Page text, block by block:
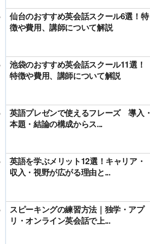
仙台のおすすめ英会話スクール6選！特
徴や費用、講師について解説
池袋のおすすめ英会話スクール11選！
特徴や費用、講師について解説
英語プレゼンで使えるフレーズ 導入・
本題・結論の構成からス...
英語を学ぶメリット12選！キャリア・
収入・視野が広がる理由と...
スピーキングの練習方法｜独学・アプ
リ・オンライン英会話で上...